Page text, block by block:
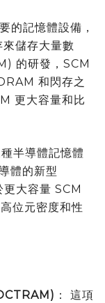
的記憶體設備，
儲存大量數
的研發，SCM
和閃存之
更大容量和比
半導體記憶體
體的新型
大容量 SCM
位元密度和性
： 這項